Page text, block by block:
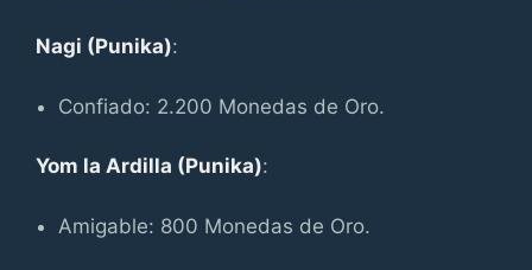
Nagi (Punika):
Confiado: 2.200 Monedas de Oro.
Yom la Ardilla (Punika):
Amigable: 800 Monedas de Oro.